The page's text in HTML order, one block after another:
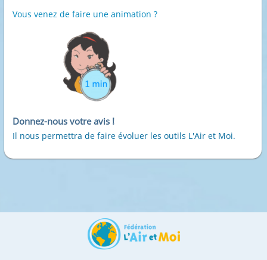
Vous venez de faire une animation ?
Donnez-nous votre avis !
Il nous permettra de faire évoluer les outils L'Air et Moi.